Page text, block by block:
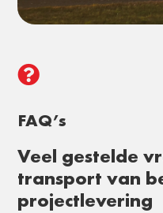

FAQ’s
Veel gestelde
transport van
projectlevering